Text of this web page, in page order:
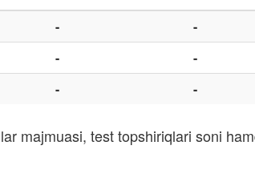
-
-
-
-
- -
majmuasi, test topshiriqlari soni